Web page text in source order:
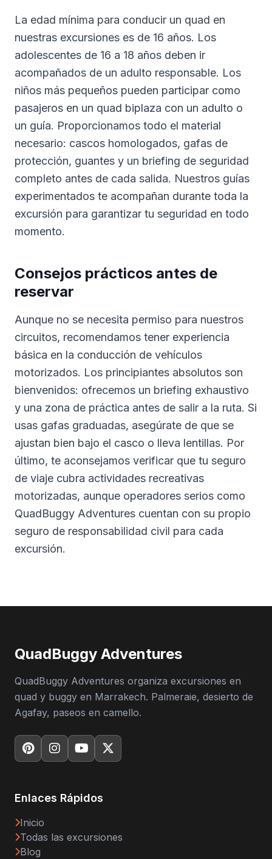
La edad mínima para conducir un quad en
nuestras excursiones es de 16 años. Los
adolescentes de 16 a 18 años deben ir
acompañados de un adulto responsable. Los
niños más pequeños pueden participar como
pasajeros en un quad biplaza con un adulto o
un guía. Proporcionamos todo el material
necesario: cascos homologados, gafas de
protección, guantes y un briefing de seguridad
completo antes de cada salida. Nuestros guías
experimentados te acompañan durante toda la
excursión para garantizar tu seguridad en todo
momento.
Consejos prácticos antes de
reservar
Aunque no se necesita permiso para nuestros
circuitos, recomendamos tener experiencia
básica en la conducción de vehículos
motorizados. Los principiantes absolutos son
bienvenidos: ofrecemos un briefing exhaustivo
y una zona de práctica antes de salir a la ruta. Si
usas gafas graduadas, asegúrate de que se
ajustan bien bajo el casco o lleva lentillas. Por
último, te aconsejamos verificar que tu seguro
de viaje cubra actividades recreativas
motorizadas, aunque operadores serios como
QuadBuggy Adventures cuentan con su propio
seguro de responsabilidad civil para cada
excursión.
QuadBuggy Adventures
QuadBuggy Adventures organiza excursiones en
quad y buggy en Marrakech. Palmeraie, desierto de
Agafay, paseos en camello.
Enlaces Rápidos
Inicio
Todas las excursiones
Blog